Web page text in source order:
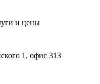
и цены
1, офис 313